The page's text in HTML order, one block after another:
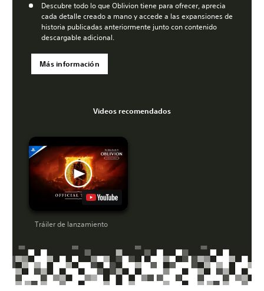
Descubre todo lo que Oblivion tiene para ofrecer, aprecia
cada detalle creado a mano y accede a las expansiones de
historia publicadas anteriormente junto con contenido
descargable adicional.
Más información
Videos recomendados
Tráiler de lanzamiento